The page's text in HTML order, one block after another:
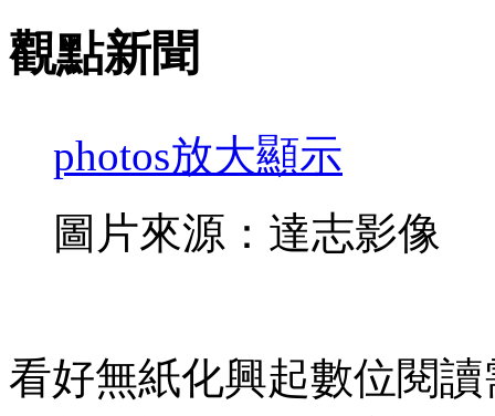
觀點新聞
photos放大顯示
圖片來源：達志影像
看好無紙化興起數位閱